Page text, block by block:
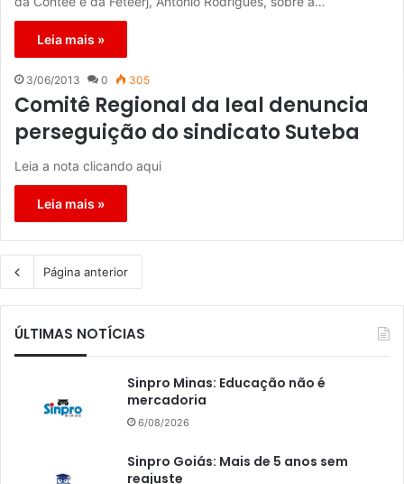
Leia mais »
3/06/2013 0 305
Comitê Regional da Ieal denuncia
perseguição do sindicato Suteba
Leia a nota clicando aqui
Leia mais »
Página anterior
ÚLTIMAS NOTÍCIAS
Sinpro Minas: Educação não é
mercadoria
6/08/2026
Sinpro Goiás: Mais de 5 anos sem
reajuste